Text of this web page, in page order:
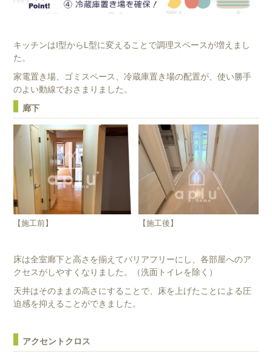
キッチンはI型からL型に変えることで調理スペースが増えまし
た。
家電置き場、ゴミスペース、冷蔵庫置き場の配置が、使い勝手
のよい動線でおさまりました。
廊下
【施工前】 【施工後】
床は全室廊下と高さを揃えてバリアフリーにし、各部屋へのア
クセスがしやすくなりました。（洗面トイレを除く）
天井はそのままの高さにすることで、床を上げたことによる圧
迫感を抑えることができました。
アクセントクロス